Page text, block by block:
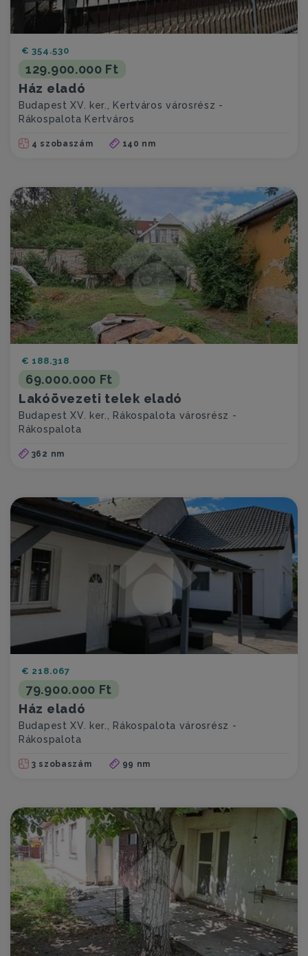
129.900.000 Ft
€ 354.530
Ház eladó
Budapest XV. ker., Kertváros városrész -
Rákospalota Kertváros
4 szobaszám 140 nm
69.000.000 Ft
€ 188.318
Lakóövezeti telek eladó
Budapest XV. ker., Rákospalota városrész -
Rákospalota
362 nm
79.900.000 Ft
€ 218.067
Ház eladó
Budapest XV. ker., Rákospalota városrész -
Rákospalota
3 szobaszám 99 nm